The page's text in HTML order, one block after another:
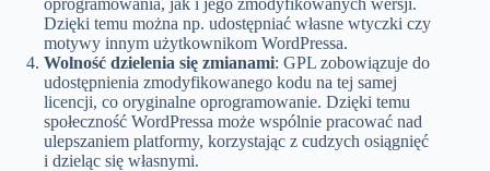
Dzięki temu można np. udostępniać własne wtyczki czy
motywy innym użytkownikom WordPressa.
Wolność dzielenia się zmianami: GPL zobowiązuje do
udostępnienia zmodyfikowanego kodu na tej samej
licencji, co oryginalne oprogramowanie. Dzięki temu
społeczność WordPressa może wspólnie pracować nad
ulepszaniem platformy, korzystając z cudzych osiągnięć
i dzieląc się własnymi.